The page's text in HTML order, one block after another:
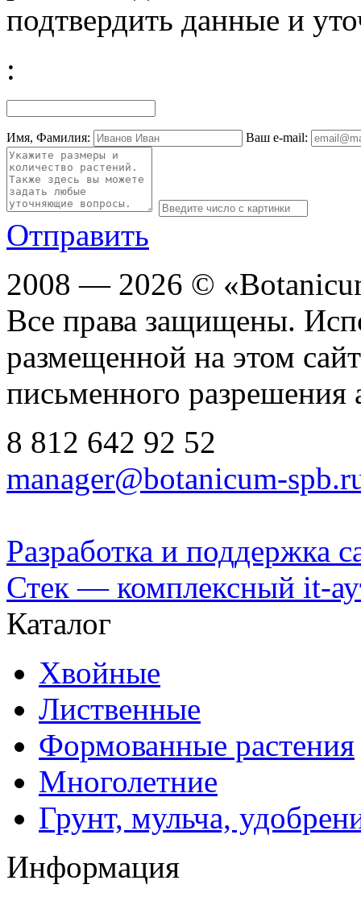
подтвердить данные и
:
Имя, Фамилия: Ваш e-mail:
Отправить
2008 — 2026 ©
Все права защищены.
размещенной на этом
письменного разрешения
8 812 642 92 52
manager@botanicum-
Разработка и поддержка
Стек — комплексный it-
Каталог
Хвойные
Лиственные
Формованные растения
Многолетние
Грунт, мульча,
Информация